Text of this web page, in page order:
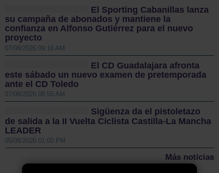
El Sporting Cabanillas lanza
su campaña de abonados y mantiene la
confianza en Alfonso Gutiérrez para el nuevo
proyecto
07/08/2026 09:16 AM
El CD Guadalajara afronta
este sábado un nuevo examen de pretemporada
ante el CD Toledo
07/08/2026 08:55 AM
Sigüenza da el pistoletazo
de salida a la II Vuelta Ciclista Castilla-La Mancha
LEADER
05/08/2026 01:00 PM
Más noticias